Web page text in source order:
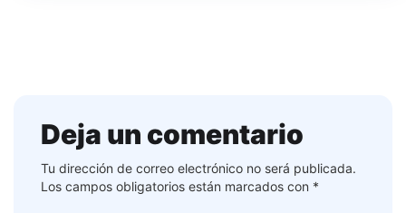
Deja un comentario
Tu dirección de correo electrónico no será publicada.
Los campos obligatorios están marcados con *